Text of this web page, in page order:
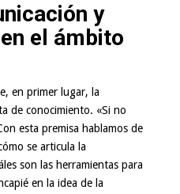
y
el ámbito
en primer lugar, la
de conocimiento. «Si no
esta premisa hablamos de
se articula la
son las herramientas para
en la idea de la